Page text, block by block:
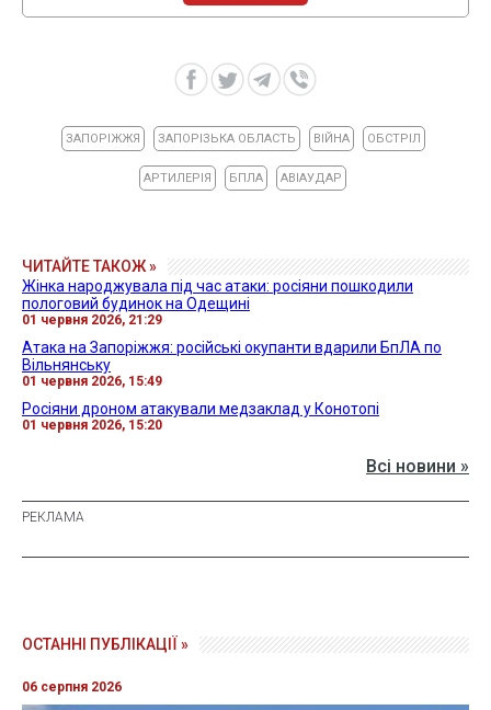
ЗАПОРІЖЖЯ ЗАПОРІЗЬКА ОБЛАСТЬ ВІЙНА ОБСТРІЛ
АРТИЛЕРІЯ БПЛА АВІАУДАР
ЧИТАЙТЕ ТАКОЖ »
Жінка народжувала під час атаки: росіяни пошкодили
пологовий будинок на Одещині
01 червня 2026, 21:29
Атака на Запоріжжя: російські окупанти вдарили БпЛА по
Вільнянську
01 червня 2026, 15:49
Росіяни дроном атакували медзаклад у Конотопі
01 червня 2026, 15:20
Всі новини »
ОСТАННІ ПУБЛІКАЦІЇ »
06 серпня 2026